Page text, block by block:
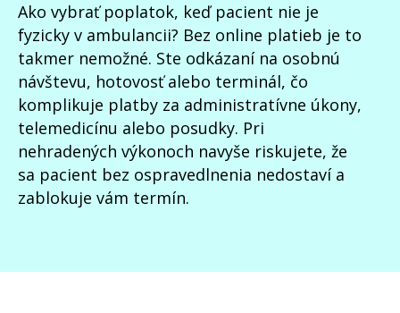
Ako vybrať poplatok, keď pacient nie je
fyzicky v ambulancii? Bez online platieb je to
takmer nemožné. Ste odkázaní na osobnú
návštevu, hotovosť alebo terminál, čo
komplikuje platby za administratívne úkony,
telemedicínu alebo posudky. Pri
nehradených výkonoch navyše riskujete, že
sa pacient bez ospravedlnenia nedostaví a
zablokuje vám termín.